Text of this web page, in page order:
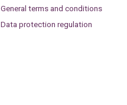
General terms and conditions
Data protection regulation